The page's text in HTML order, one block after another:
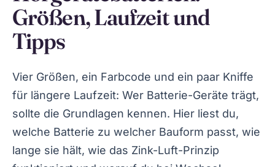
Größen, Laufzeit und
Tipps
Vier Größen, ein Farbcode und ein paar Kniffe
für längere Laufzeit: Wer Batterie-Geräte trägt,
sollte die Grundlagen kennen. Hier liest du,
welche Batterie zu welcher Bauform passt, wie
lange sie hält, wie das Zink-Luft-Prinzip